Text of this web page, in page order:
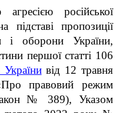
російської
підставі пропозиції
і оборони України,
першої статті 106
Українивід 12 травня
правовий режим
№ 389), Указом